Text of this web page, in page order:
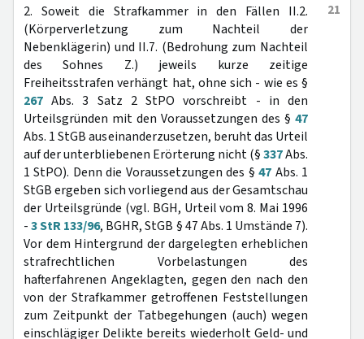
21
2. Soweit die Strafkammer in den Fällen II.2.
(Körperverletzung zum Nachteil der
Nebenklägerin) und II.7. (Bedrohung zum Nachteil
des Sohnes Z.) jeweils kurze zeitige
Freiheitsstrafen verhängt hat, ohne sich - wie es §
267 Abs. 3 Satz 2 StPO vorschreibt - in den
Urteilsgründen mit den Voraussetzungen des § 47
Abs. 1 StGB auseinanderzusetzen, beruht das Urteil
auf der unterbliebenen Erörterung nicht (§337Abs.
1 StPO). Denn die Voraussetzungen des §47 Abs. 1
StGB ergeben sich vorliegend aus der Gesamtschau
der Urteilsgründe (vgl. BGH, Urteil vom 8. Mai 1996
-3 StR 133/96, BGHR, StGB § 47 Abs. 1 Umstände 7).
Vor dem Hintergrund der dargelegten erheblichen
strafrechtlichen Vorbelastungen des
hafterfahrenen Angeklagten, gegen den nach den
von der Strafkammer getroffenen Feststellungen
zum Zeitpunkt der Tatbegehungen (auch) wegen
einschlägiger Delikte bereits wiederholt Geld- und